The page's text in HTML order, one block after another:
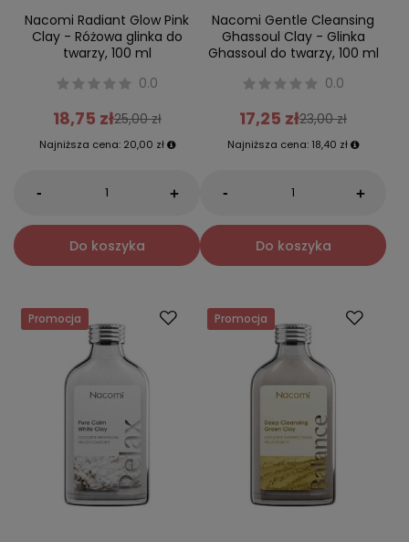
Nacomi Radiant Glow Pink
Clay - Różowa glinka do
twarzy, 100 ml
0.0
18,75 zł25,00 zł
Najniższa cena: 20,00 zł
- +
Do koszyka
Nacomi Gentle Cleansing
Ghassoul Clay - Glinka
Ghassoul do twarzy, 100 ml
0.0
17,25 zł23,00 zł
Najniższa cena: 18,40 zł
- +
Do koszyka
Promocja Promocja